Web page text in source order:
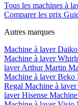
Tous les machines à
Comparer les prix
Autres marques
Machine à laver Daiko
Machine à laver
laver Arthur Martin
Machine à laver Beko
Regal Machine à
laver Hisense